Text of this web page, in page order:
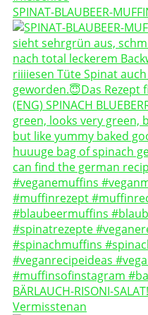
SPINAT-BLAUBEER-
BÄRLAUCH-RISONI-
Vermisstenan